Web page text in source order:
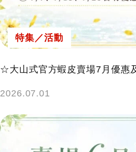
特集／活動
☆大山式官方蝦皮賣場7月優惠
2026.07.01